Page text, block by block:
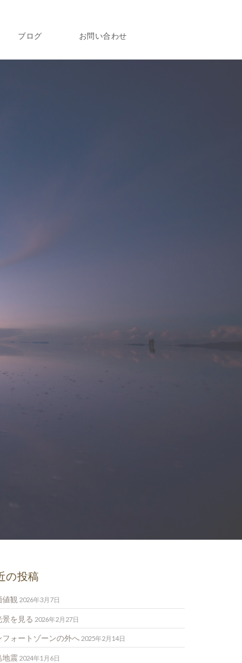
ブログ お問い合わせ
の投稿
値観 2026年3月7日
景を見る 2026年2月27日
フォートゾーンの外へ 2025年2月14日
地震 2024年1月6日